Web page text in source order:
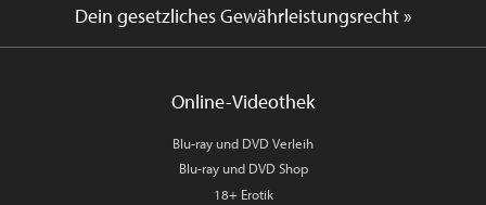
Dein gesetzliches Gewährleistungsrecht »
Online-Videothek
Blu-ray und DVD Verleih
Blu-ray und DVD Shop
18+ Erotik